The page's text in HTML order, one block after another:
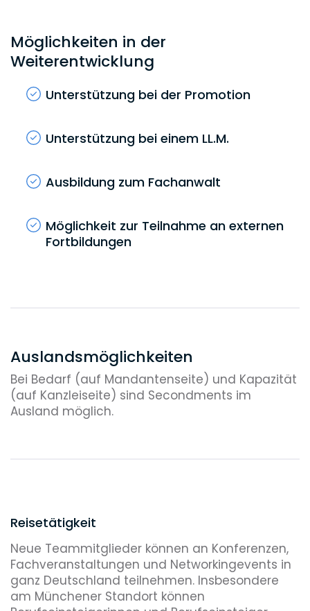
Möglichkeiten in der
Weiterentwicklung
Unterstützung bei der Promotion
Unterstützung bei einem LL.M.
Ausbildung zum Fachanwalt
Möglichkeit zur Teilnahme an externen
Fortbildungen
Auslandsmöglichkeiten
Bei Bedarf (auf Mandantenseite) und Kapazität
(auf Kanzleiseite) sind Secondments im
Ausland möglich.
Reisetätigkeit
Neue Teammitglieder können an Konferenzen,
Fachveranstaltungen und Networkingevents in
ganz Deutschland teilnehmen. Insbesondere
am Münchener Standort können